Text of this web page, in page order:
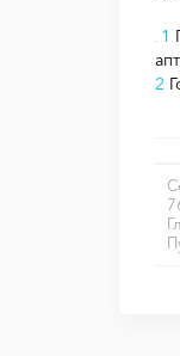
1
2